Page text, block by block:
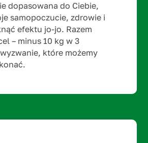
dopasowana do Ciebie,
samopoczucie, zdrowie i
efektu jo-jo. Razem
– minus 10 kg w 3
które możemy